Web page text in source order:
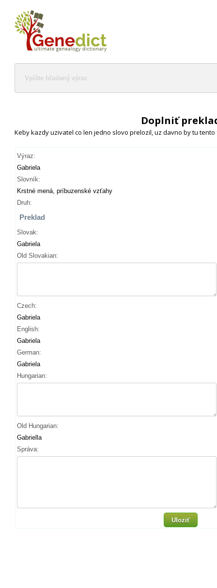
Doplniť
Keby kazdy uzivatel co len jedno slovo prelozil, uz davno by tu
Výraz:
Gabriela
Slovník:
Krstné mená, príbuzenské vzťahy
Druh:
Preklad
Slovak:
Gabriela
Old Slovakian:
Czech:
Gabriela
English:
Gabriela
German:
Gabriela
Hungarian:
Old Hungarian:
Gabriella
Správa:
Uloziť